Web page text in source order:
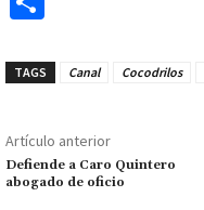
o
k
sA
p
er
m
ar
tir
TAGS Canal Cocodrilos
Artículo anterior
Defiende a Caro Quintero
abogado de oficio